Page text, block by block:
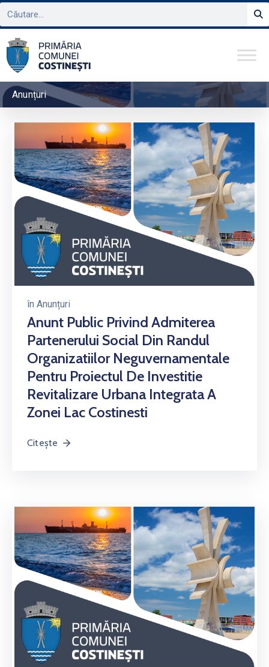
Anunțuri
în Anunțuri
Anunt Public Privind Admiterea
Partenerului Social Din Randul
Organizatiilor Neguvernamentale
Pentru Proiectul De Investitie
Revitalizare Urbana Integrata A
Zonei Lac Costinesti
Citește